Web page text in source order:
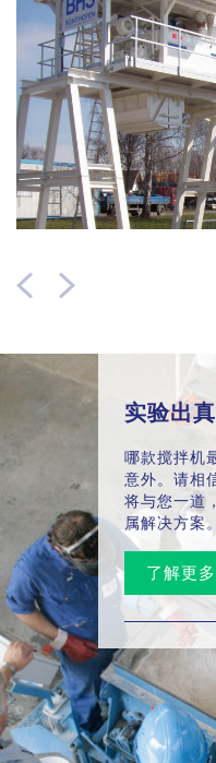
针对低残留排空要求，建
连续式搅拌机。槽体采用
内衬。
密封空气-密封
对于不可受到润滑剂污染
密封。
实验出
哪款搅拌机
意外。请相
将与您一道
属解决方案。
了解更多